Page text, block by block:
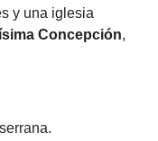
y una iglesia
Concepción,